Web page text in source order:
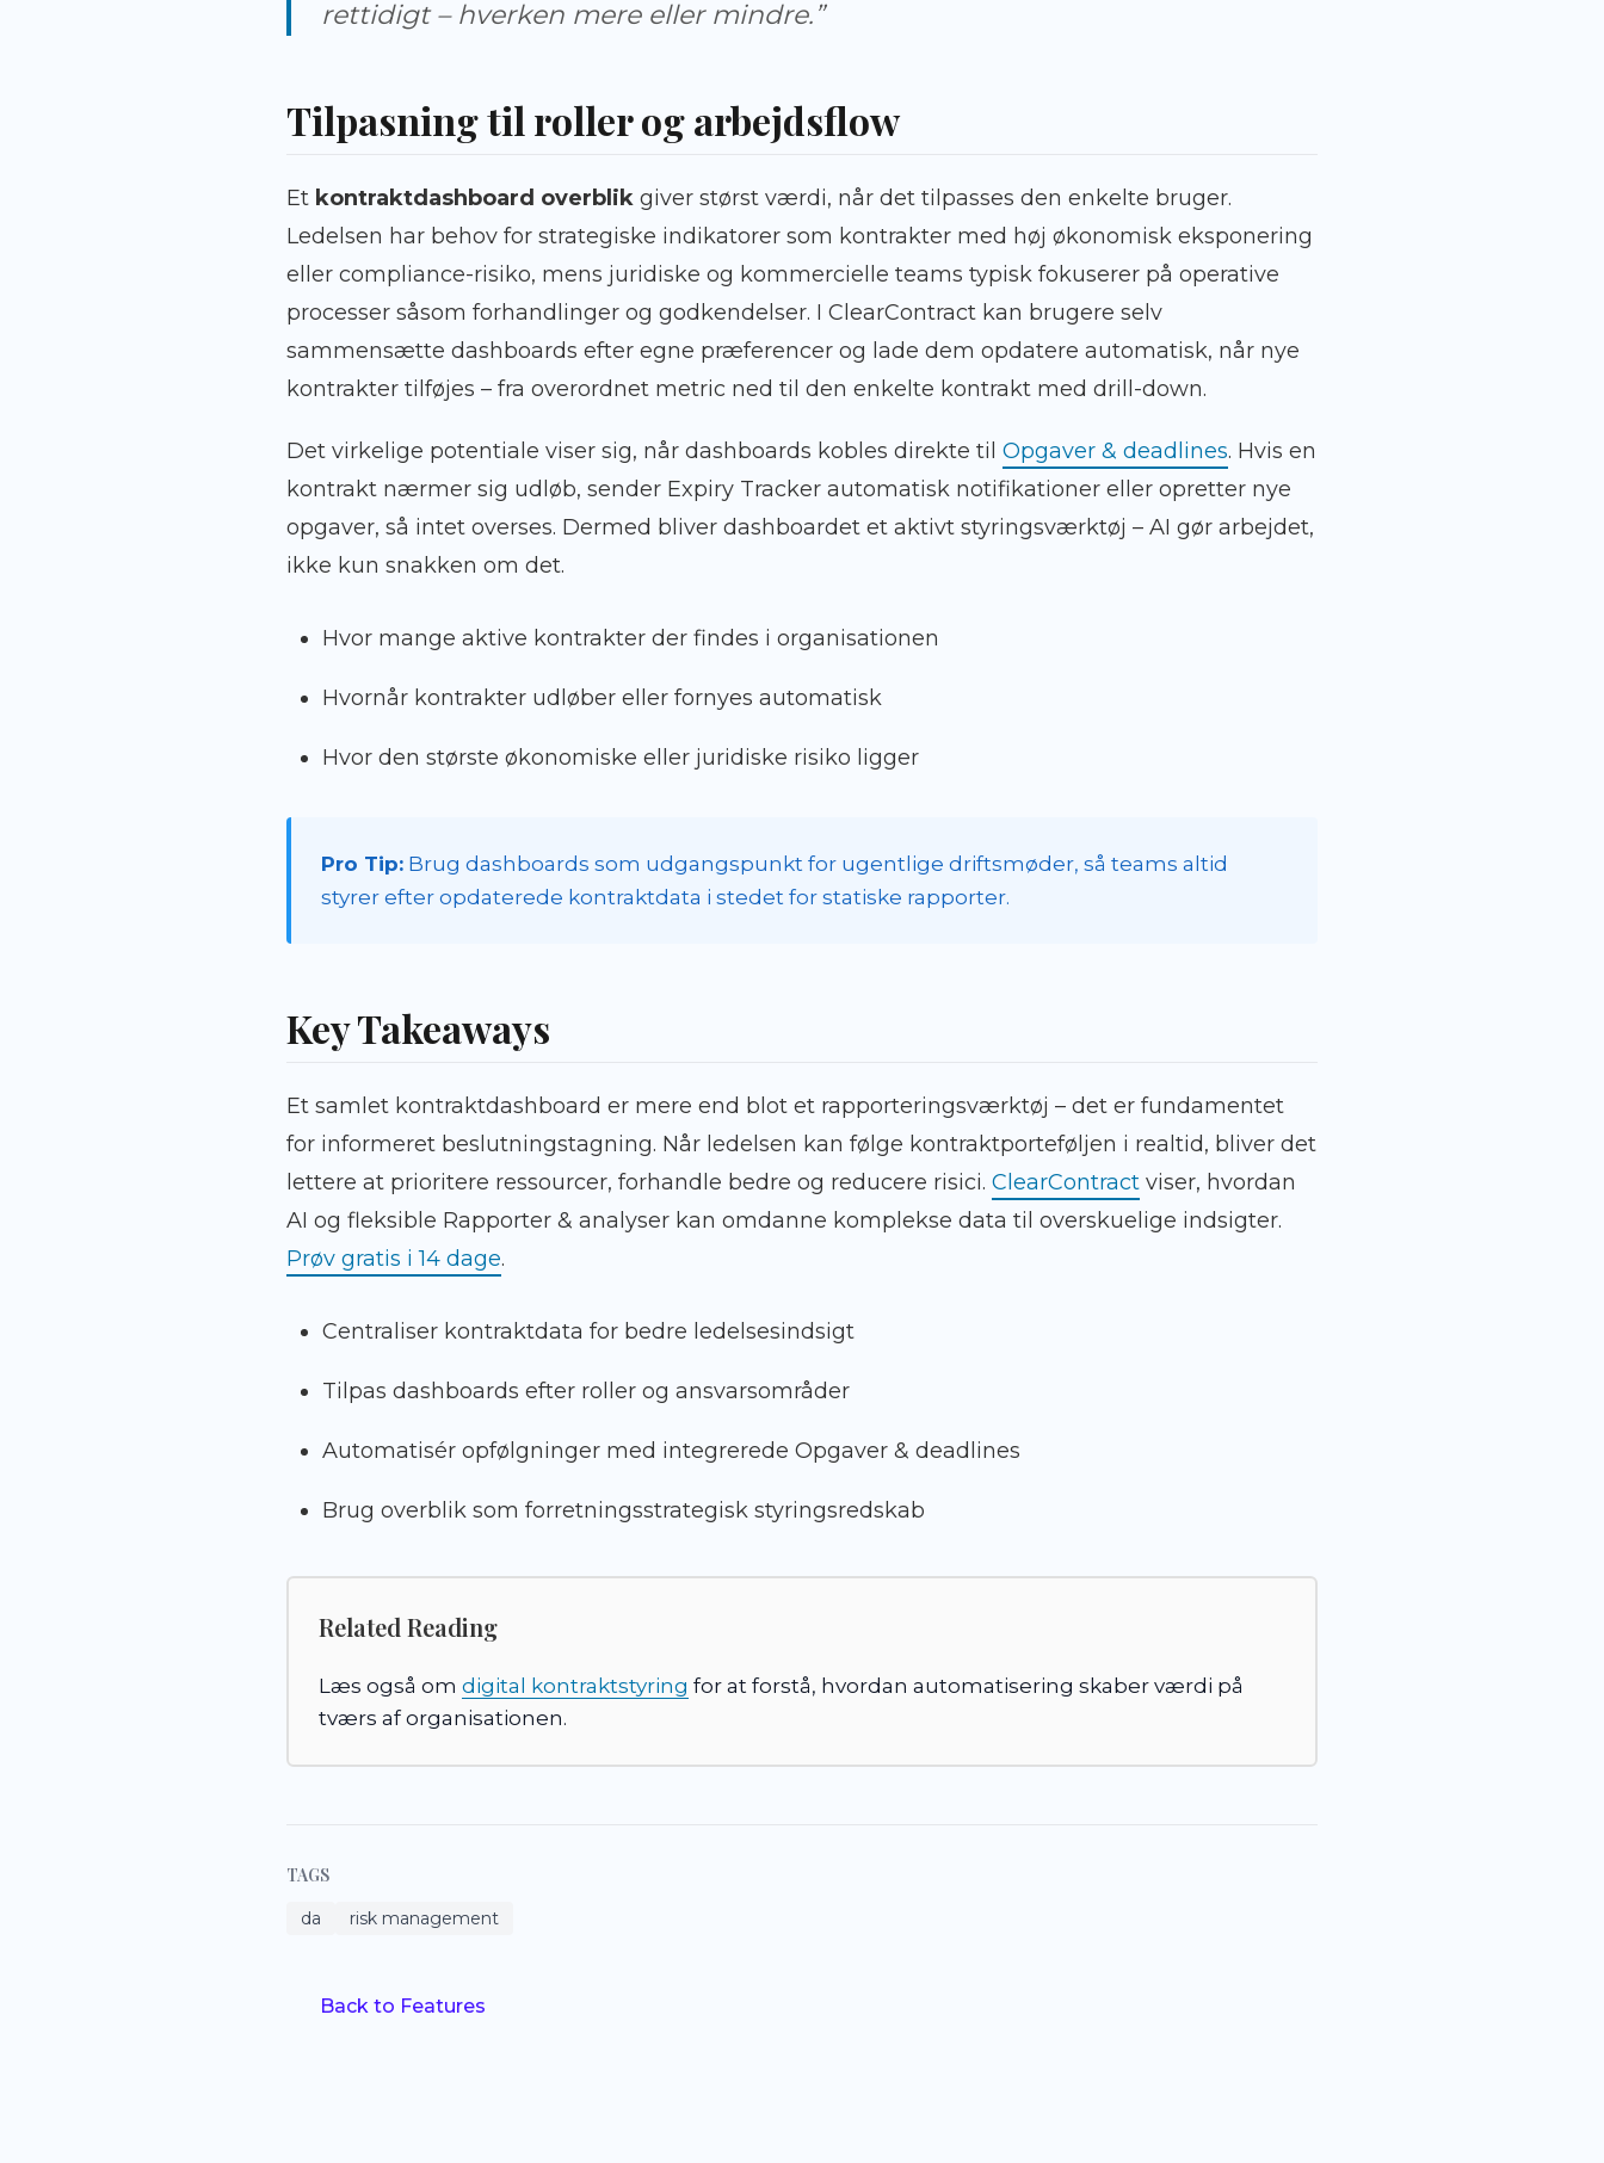
rettidigt – hverken mere eller mindre.”
Tilpasning til roller og arbejdsflow
Et kontraktdashboard overblik giver størst værdi, når det tilpasses den enkelte bruger.
Ledelsen har behov for strategiske indikatorer som kontrakter med høj økonomisk eksponering
eller compliance-risiko, mens juridiske og kommercielle teams typisk fokuserer på operative
processer såsom forhandlinger og godkendelser. I ClearContract kan brugere selv
sammensætte dashboards efter egne præferencer og lade dem opdatere automatisk, når nye
kontrakter tilføjes – fra overordnet metric ned til den enkelte kontrakt med drill-down.
Det virkelige potentiale viser sig, når dashboards kobles direkte til Opgaver & deadlines. Hvis en
kontrakt nærmer sig udløb, sender Expiry Tracker automatisk notifikationer eller opretter nye
opgaver, så intet overses. Dermed bliver dashboardet et aktivt styringsværktøj – AI gør arbejdet,
ikke kun snakken om det.
Hvor mange aktive kontrakter der findes i organisationen
Hvornår kontrakter udløber eller fornyes automatisk
Hvor den største økonomiske eller juridiske risiko ligger
Pro Tip: Brug dashboards som udgangspunkt for ugentlige driftsmøder, så teams altid
styrer efter opdaterede kontraktdata i stedet for statiske rapporter.
Key Takeaways
Et samlet kontraktdashboard er mere end blot et rapporteringsværktøj – det er fundamentet
for informeret beslutningstagning. Når ledelsen kan følge kontraktporteføljen i realtid, bliver det
lettere at prioritere ressourcer, forhandle bedre og reducere risici. ClearContract viser, hvordan
AI og fleksible Rapporter & analyser kan omdanne komplekse data til overskuelige indsigter.
Prøv gratis i 14 dage.
Centraliser kontraktdata for bedre ledelsesindsigt
Tilpas dashboards efter roller og ansvarsområder
Automatisér opfølgninger med integrerede Opgaver & deadlines
Brug overblik som forretningsstrategisk styringsredskab
Related Reading
Læs også om digital kontraktstyring for at forstå, hvordan automatisering skaber værdi på
tværs af organisationen.
TAGS
da risk management
Back to Features